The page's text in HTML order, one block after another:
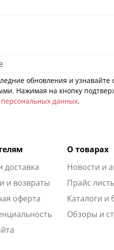
обновления и
Нажимая на кнопку
данных.
доставка
и возвраты
оферта
О товарах
Новости и
Прайс
Каталоги
Обзоры и